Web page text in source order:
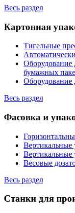
Весь раздел
Картонная
Тигельные
Оборудование
бумажных
Оборудование
Весь раздел
Фасовка и
Вертикальные
Весовые
Весь раздел
Станки для